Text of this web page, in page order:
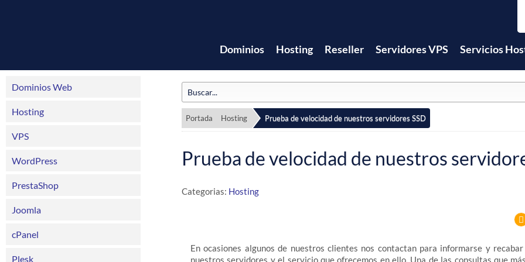
Dominios Hosting Reseller Servidores VPS Servicios
Dominios Web
Hosting
VPS
WordPress
PrestaShop
Joomla
cPanel
Plesk
Portada Hosting Prueba de velocidad de nuestros servidores SSD
Prueba de velocidad de nuestros
Categorias: Hosting
En ocasiones algunos de nuestros clientes nos contactan para informarse y
nuestros servidores y el servicio que ofrecemos en ello. Una de las consultas que